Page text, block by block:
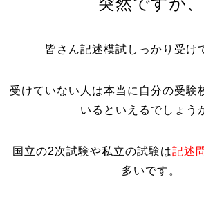
皆さん記述模試しっかり受け
受けていない人は本当に自分の受験
いるといえるでしょう
国立の2次試験や私立の試験は記述
多いです。